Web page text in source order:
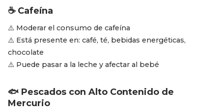
☕ Cafeína
⚠️ Moderar el consumo de cafeína
⚠️ Está presente en: café, té, bebidas energéticas,
chocolate
⚠️ Puede pasar a la leche y afectar al bebé
🐟 Pescados con Alto Contenido de
Mercurio